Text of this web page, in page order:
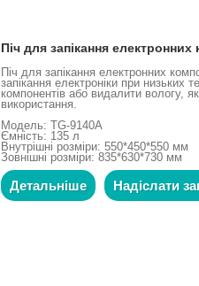
Піч для запікання електронних
Піч для запікання електронних
запікання електроніки при низьких
компонентів або видалити вологу,
використання.
Модель: TG-9140A
Ємність: 135 л
Внутрішні розміри: 550*450*550 мм
Зовнішні розміри: 835*630*730 мм
Детальніше Надіслати